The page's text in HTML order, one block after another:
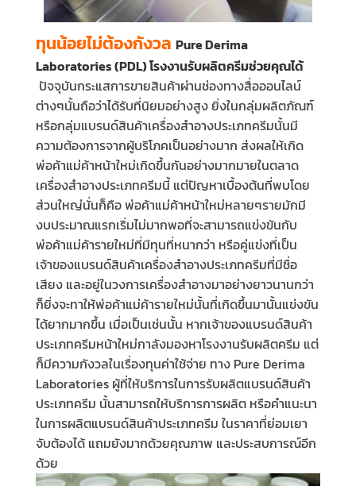
ทุนน้อยไม่ต้องกังวล Pure Derima
Laboratories (PDL) โรงงานรับผลิตครีมช่วยคุณได้
ปัจจุบันกระแสการขายสินค้าผ่านช่องทางสื่อออนไลน์
ต่างๆนั้นถือว่าได้รับที่นิยมอย่างสูง ยิ่งในกลุ่มผลิตภัณฑ์
หรือกลุ่มแบรนด์สินค้าเครื่องสำอางประเภทครีมนั้นมี
ความต้องการจากผู้บริโภคเป็นอย่างมาก ส่งผลให้เกิด
พ่อค้าแม่ค้าหน้าใหม่เกิดขึ้นกันอย่างมากมายในตลาด
เครื่องสำอางประเภทครีมนี้ แต่ปัญหาเบื้องต้นที่พบโดย
ส่วนใหญ่นั่นก็คือ พ่อค้าแม่ค้าหน้าใหม่หลายๆรายมักมี
งบประมาณแรกเริ่มไม่มากพอที่จะสามารถแข่งขันกับ
พ่อค้าแม่ค้ารายใหม่ที่มีทุนที่หนากว่า หรือคู่แข่งที่เป็น
เจ้าของแบรนด์สินค้าเครื่องสำอางประเภทครีมที่มีชื่อ
เสียง และอยู่ในวงการเครื่องสำอางมาอย่างยาวนานกว่า
ก็ยิ่งจะทาให้พ่อค้าแม่ค้ารายใหม่นั้นที่เกิดขึ้นมานั้นแข่งขัน
ได้ยากมากขึ้น เมื่อเป็นเช่นนั้น หากเจ้าของแบรนด์สินค้า
ประเภทครีมหน้าใหม่กาลังมองหาโรงงานรับผลิตครีม แต่
ก็มีความกังวลในเรื่องทุนค่าใช้จ่าย ทาง Pure Derima
Laboratories ผู้ที่ให้บริการในการรับผลิตแบรนด์สินค้า
ประเภทครีม นั้นสามารถให้บริการการผลิต หรือคำแนะนา
ในการผลิตแบรนด์สินค้าประเภทครีม ในราคาที่ย่อมเยา
จับต้องได้ แถมยังมากด้วยคุณภาพ และประสบการณ์อีก
ด้วย